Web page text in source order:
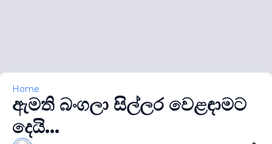
Home
ඇමති බංගලා සිල්ලර වෙළඳාමට
දෙයි...